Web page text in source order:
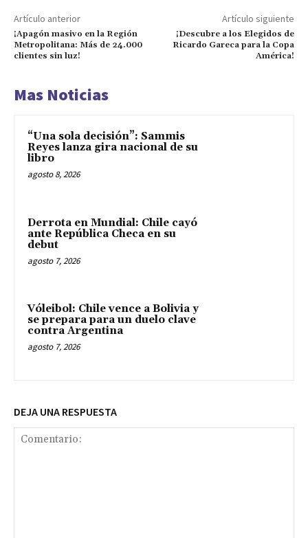
Artículo anterior
¡Apagón masivo en la Región
Metropolitana: Más de 24.000
clientes sin luz!
Artículo siguiente
¡Descubre a los Elegidos de
Ricardo Gareca para la Copa
América!
Mas Noticias
“Una sola decisión”: Sammis
Reyes lanza gira nacional de su
libro
agosto 8, 2026
Derrota en Mundial: Chile cayó
ante República Checa en su
debut
agosto 7, 2026
Vóleibol: Chile vence a Bolivia y
se prepara para un duelo clave
contra Argentina
agosto 7, 2026
DEJA UNA RESPUESTA